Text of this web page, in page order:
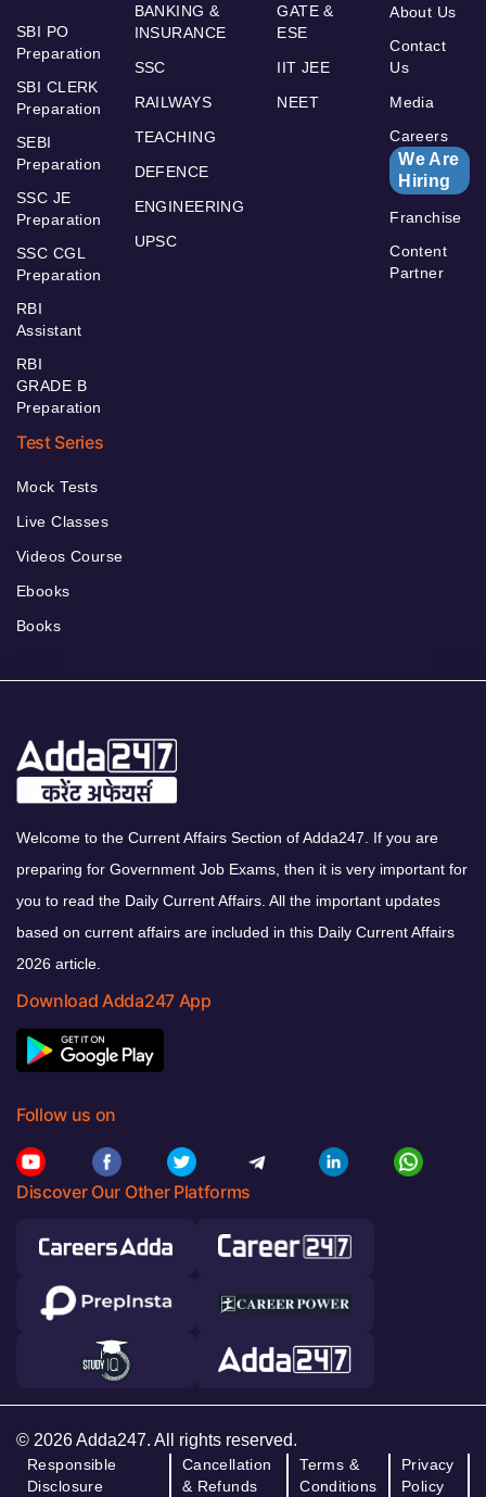
SBI PO
Preparation
SBI CLERK
Preparation
SEBI
Preparation
SSC JE
Preparation
SSC CGL
Preparation
RBI
Assistant
RBI
GRADE B
Preparation
BANKING &
INSURANCE
SSC
RAILWAYS
TEACHING
DEFENCE
ENGINEERING
UPSC
GATE &
ESE
IIT JEE
NEET
About Us
Contact
Us
Media
Careers
We Are
Hiring
Franchise
Content
Partner
Test Series
Mock Tests
Live Classes
Videos Course
Ebooks
Books
Welcome to the Current Affairs Section of Adda247. If you are
preparing for Government Job Exams, then it is very important for
you to read the Daily Current Affairs. All the important updates
based on current affairs are included in this Daily Current Affairs
2026 article.
Download Adda247 App
Follow us on
Discover Our Other Platforms
© 2026 Adda247. All rights reserved.
Responsible
Disclosure
Cancellation
& Refunds
Terms &
Conditions
Privacy
Policy